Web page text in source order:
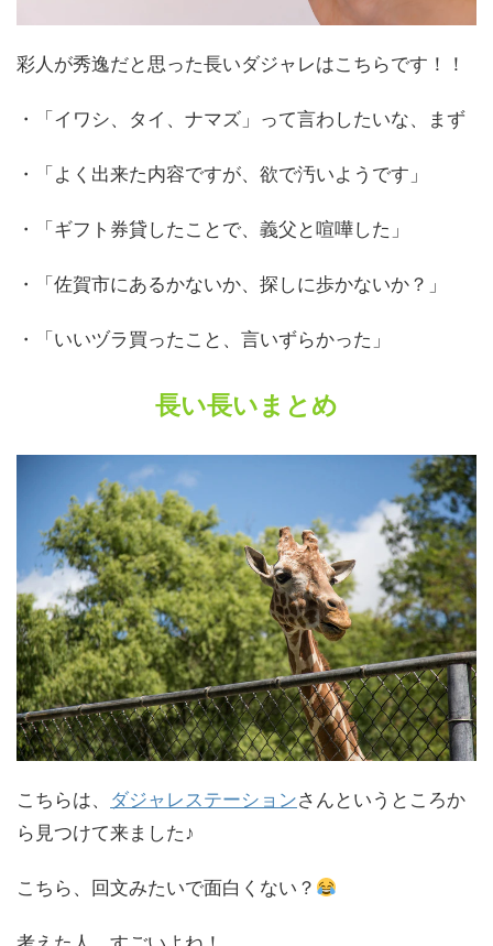
彩人が秀逸だと思った長いダジャレはこちらです！！
・「イワシ、タイ、ナマズ」って言わしたいな、まず
・「よく出来た内容ですが、欲で汚いようです」
・「ギフト券貸したことで、義父と喧嘩した」
・「佐賀市にあるかないか、探しに歩かないか？」
・「いいヅラ買ったこと、言いずらかった」
長い長いまとめ
こちらは、 ダジャレステーションさんというところか
ら見つけて来ました♪
こちら、回文みたいで面白くない？